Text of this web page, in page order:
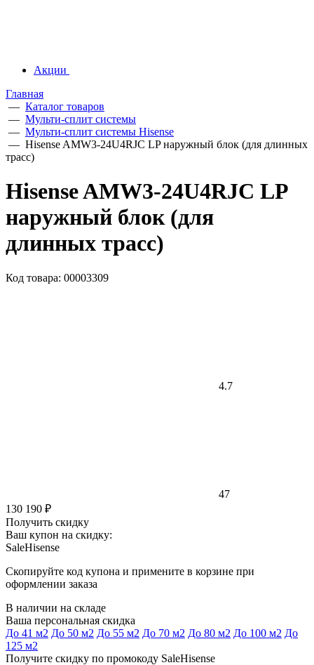
Акции
Главная
— Каталог товаров
— Мульти-сплит системы
— Мульти-сплит системы Hisense
— Hisense AMW3-24U4RJC LP наружный блок (для длинных
трасс)
Hisense AMW3-24U4RJC LP
наружный блок (для
длинных трасс)
Код товара: 00003309
4.7
47
130 190 ₽
Получить скидку
Ваш купон на скидку:
SaleHisense
Скопируйте код купона и примените в корзине при
оформлении заказа
В наличии на складе
Ваша персональная скидка
До 41 м2 До 50 м2 До 55 м2 До 70 м2 До 80 м2 До 100 м2 До
125 м2
Получите скидку по промокоду SaleHisense